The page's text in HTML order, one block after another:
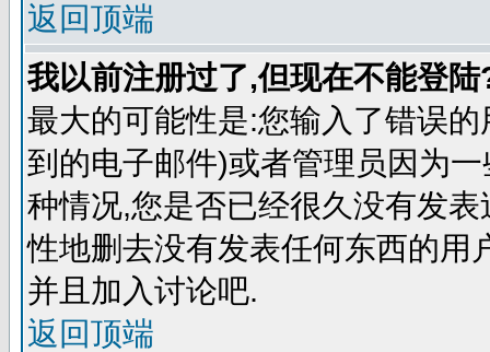
返回顶端
我以前注册过了,但现在不能登
最大的可能性是:您输入了错误
到的电子邮件)或者管理员因为
种情况,您是否已经很久没有发
性地删去没有发表任何东西的用
并且加入讨论吧.
返回顶端